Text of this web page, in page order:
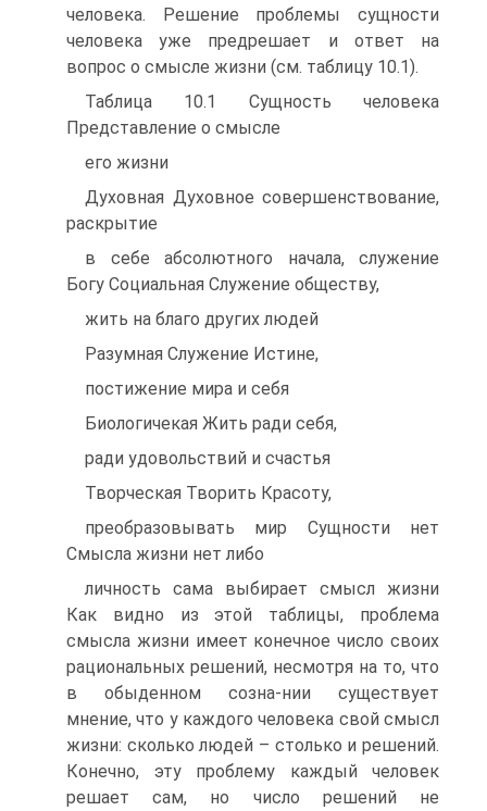
человека. Решение проблемы сущности
человека уже предрешает и ответ на
вопрос о смысле жизни (см. таблицу 10.1).
Таблица 10.1 Сущность человека
Представление о смысле
его жизни
Духовная Духовное совершенствование,
раскрытие
в себе абсолютного начала, служение
Богу Социальная Служение обществу,
жить на благо других людей
Разумная Служение Истине,
постижение мира и себя
Биологичекая Жить ради себя,
ради удовольствий и счастья
Творческая Творить Красоту,
преобразовывать мир Сущности нет
Смысла жизни нет либо
личность сама выбирает смысл жизни
Как видно из этой таблицы, проблема
смысла жизни имеет конечное число своих
рациональных решений, несмотря на то, что
в обыденном созна-нии существует
мнение, что у каждого человека свой смысл
жизни: сколько людей – столько и решений.
Конечно, эту проблему каждый человек
решает сам, но число решений не